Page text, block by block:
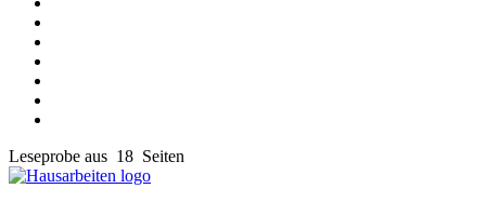
Leseprobe aus 18 Seiten